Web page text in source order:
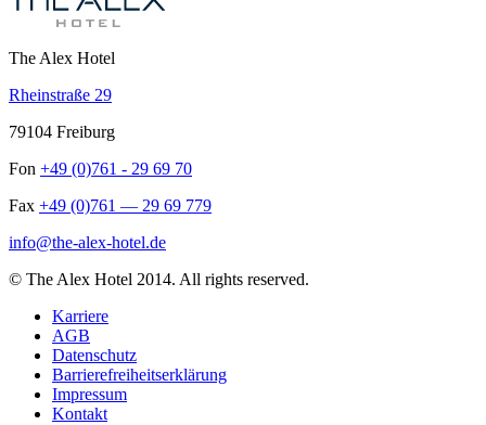
The Alex Hotel
Rheinstraße 29
79104 Freiburg
Fon +49 (0)761 - 29 69 70
Fax +49 (0)761 — 29 69 779
info@the-alex-hotel.de
© The Alex Hotel 2014. All rights reserved.
Karriere
AGB
Datenschutz
Barrierefreiheitserklärung
Impressum
Kontakt